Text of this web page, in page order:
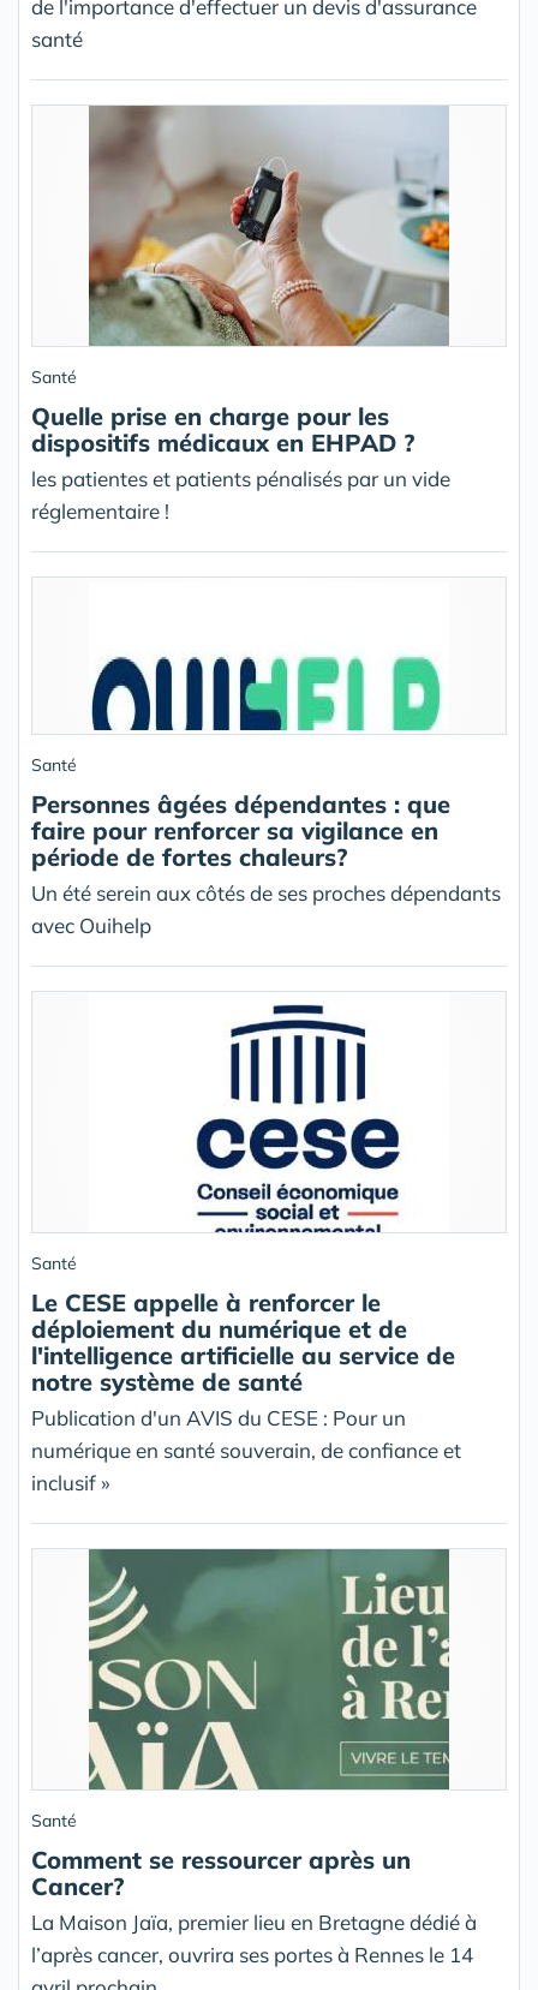
de l'importance d'effectuer un devis d'assurance
santé
Santé
Quelle prise en charge pour les
dispositifs médicaux en EHPAD ?
les patientes et patients pénalisés par un vide
réglementaire !
Santé
Personnes âgées dépendantes : que
faire pour renforcer sa vigilance en
période de fortes chaleurs?
Un été serein aux côtés de ses proches dépendants
avec Ouihelp
Santé
Le CESE appelle à renforcer le
déploiement du numérique et de
l'intelligence artificielle au service de
notre système de santé
Publication d'un AVIS du CESE : Pour un
numérique en santé souverain, de confiance et
inclusif »
Santé
Comment se ressourcer après un
Cancer?
La Maison Jaïa, premier lieu en Bretagne dédié à
l’après cancer, ouvrira ses portes à Rennes le 14